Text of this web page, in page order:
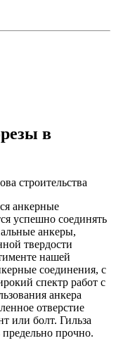
в
строительства
анкерные
успешно соединять
анкеры,
твердости
нашей
соединения, с
спектр работ с
анкера
отверстие
или болт. Гильза
предельно прочно.